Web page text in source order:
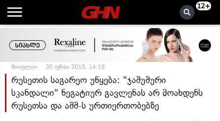
12+
მსოფლიო 30 ივნისი 2010, 14:19
რუსეთის საგარეო უწყება: "ჯაშუშური
სკანდალი" ნეგატიურ გავლენას არ მოახდენს
რუსეთსა და აშშ-ს ურთიერთობებზე